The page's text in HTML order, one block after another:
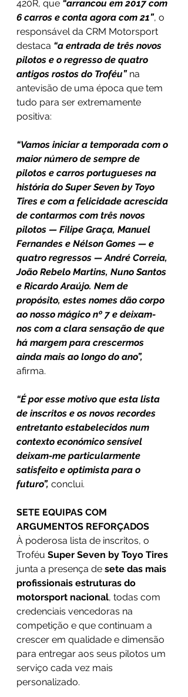
420R, que “arrancou em 2017 com
6 carros e conta agora com 21”, o
responsável da CRM Motorsport
destaca “a entrada de três novos
pilotos e o regresso de quatro
antigos rostos do Troféu” na
antevisão de uma época que tem
tudo para ser extremamente
positiva:
“Vamos iniciar a temporada com o
maior número de sempre de
pilotos e carros portugueses na
história do Super Seven by Toyo
Tires e com a felicidade acrescida
de contarmos com três novos
pilotos — Filipe Graça, Manuel
Fernandes e Nélson Gomes — e
quatro regressos — André Correia,
João Rebelo Martins, Nuno Santos
e Ricardo Araújo. Nem de
propósito, estes nomes dão corpo
ao nosso mágico nº 7 e deixam-
nos com a clara sensação de que
há margem para crescermos
ainda mais ao longo do ano”,
afirma.
“É por esse motivo que esta lista
de inscritos e os novos recordes
entretanto estabelecidos num
contexto económico sensível
deixam-me particularmente
satisfeito e optimista para o
futuro”, conclui.
SETE EQUIPAS COM
ARGUMENTOS REFORÇADOS
À poderosa lista de inscritos, o
Troféu Super Seven by Toyo Tires
junta a presença de sete das mais
profissionais estruturas do
motorsport nacional, todas com
credenciais vencedoras na
competição e que continuam a
crescer em qualidade e dimensão
para entregar aos seus pilotos um
serviço cada vez mais
personalizado.